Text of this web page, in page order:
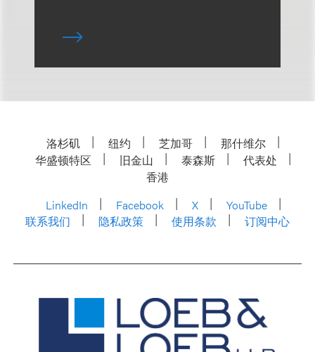
洛杉矶 纽约 芝加哥
那什维尔
华盛顿特区
旧金山 泰森斯
代表处
香港
LinkedIn
Facebook X
YouTube
联系我们
隐私政策 使用条款 订阅中心